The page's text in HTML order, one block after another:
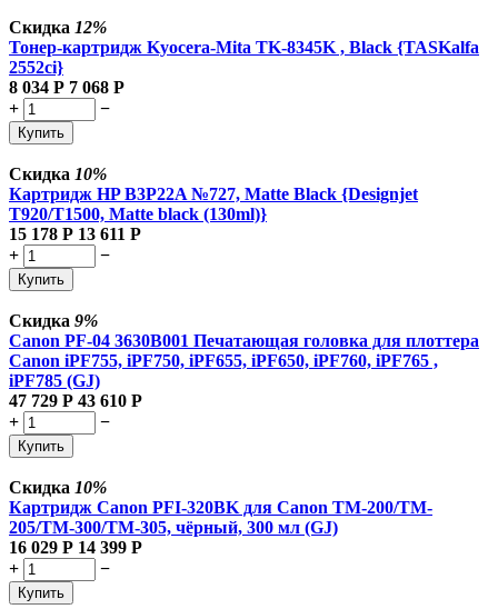
Скидка 12%
Тонер-картридж Kyocera-Mita TK-8345K , Black {TASKalfa
2552ci}
8 034 Р 7 068 Р
+
−
Купить
Скидка 10%
Картридж HP B3P22A №727, Matte Black {Designjet
T920/T1500, Matte black (130ml)}
15 178 Р 13 611 Р
+
−
Купить
Скидка 9%
Canon PF-04 3630B001 Печатающая головка для плоттера
Canon iPF755, iPF750, iPF655, iPF650, iPF760, iPF765 ,
iPF785 (GJ)
47 729 Р 43 610 Р
+
−
Купить
Скидка 10%
Картридж Canon PFI-320BK для Canon TM-200/TM-
205/TM-300/TM-305, чёрный, 300 мл (GJ)
16 029 Р 14 399 Р
+
−
Купить